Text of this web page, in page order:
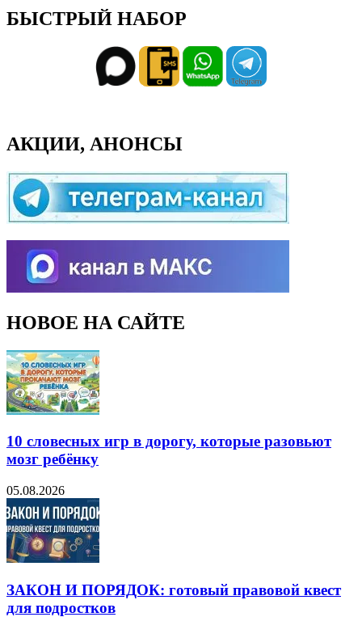
БЫСТРЫЙ НАБОР
АКЦИИ, АНОНСЫ
НОВОЕ НА САЙТЕ
10 словесных игр в дорогу, которые разовьют
мозг ребёнку
05.08.2026
ЗАКОН И ПОРЯДОК: готовый правовой квест
для подростков